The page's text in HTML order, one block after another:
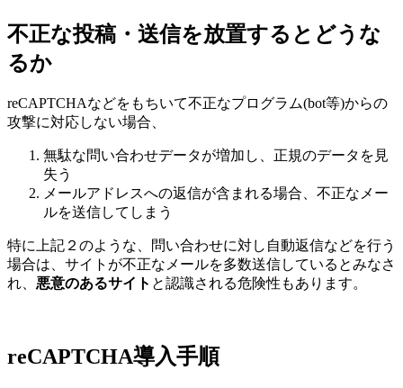
不正な投稿・送信を放置するとどうな
るか
reCAPTCHAなどをもちいて不正なプログラム(bot等)からの
攻撃に対応しない場合、
無駄な問い合わせデータが増加し、正規のデータを見
失う
メールアドレスへの返信が含まれる場合、不正なメー
ルを送信してしまう
特に上記２のような、問い合わせに対し自動返信などを行う
場合は、サイトが不正なメールを多数送信しているとみなさ
れ、 悪意のあるサイト と認識される危険性もあります。
reCAPTCHA導入手順